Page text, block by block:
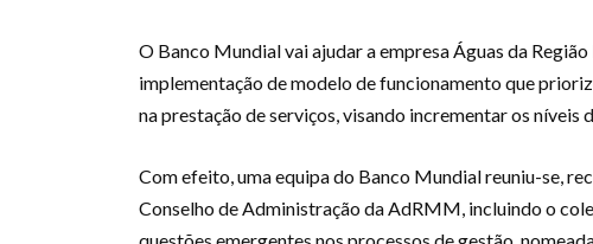
O Banco Mundial vai ajudar a empresa Águas da
implementação de modelo de funcionamento que
na prestação de serviços, visando incrementar os níveis
Com efeito, uma equipa do Banco Mundial reuniu-se,
Conselho de Administração da AdRMM, incluindo o